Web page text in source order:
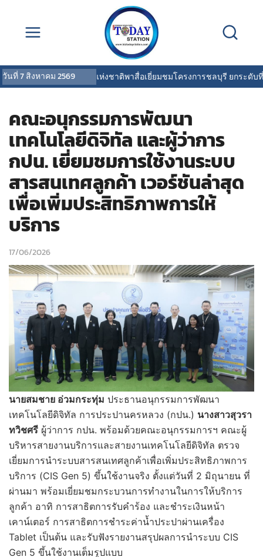
วันที่7 สิงหาคม 2569การเคหะแห่งชาติพาสื่อเยี่ยมชมโครงการชลบุรี ยกระดับที่อ
คณะอนุกรรมการพัฒนา
เทคโนโลยีดิจิทัล และผู้ว่าการ
กปน. เยี่ยมชมการใช้งานระบบ
สารสนเทศลูกค้า เวอร์ชันล่าสุด
เพื่อเพิ่มประสิทธิภาพการให้
บริการ
17/06/2026
นายสมชาย อ่วมกระทุ่ม ประธานอนุกรรมการพัฒนา
เทคโนโลยีดิจิทัล การประปานครหลวง (กปน.) นางสาวสุวรา
ทวิชศรี ผู้ว่าการ กปน. พร้อมด้วยคณะอนุกรรมการฯ คณะผู้
บริหารสายงานบริการและสายงานเทคโนโลยีดิจิทัล ตรวจ
เยี่ยมการนำระบบสารสนเทศลูกค้าเพื่อเพิ่มประสิทธิภาพการ
บริการ (CIS Gen 5) ขึ้นใช้งานจริง ตั้งแต่วันที่ 2 มิถุนายน ที่
ผ่านมา พร้อมเยี่ยมชมกระบวนการทำงานในการให้บริการ
ลูกค้า อาทิ การสาธิตการรับคำร้อง และชำระเงินหน้า
เคาน์เตอร์ การสาธิตการชำระค่าน้ำประปาผ่านเครื่อง
Tablet เป็นต้น และรับฟังรายงานสรุปผลการนำระบบ CIS
Gen 5 ขึ้นใช้งานเต็มรูปแบบ